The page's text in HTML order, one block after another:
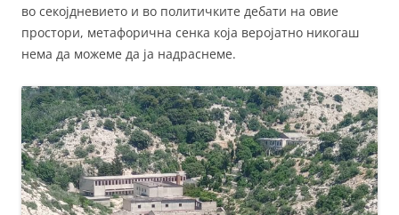
во секојдневието и во политичките дебати на овие
простори, метафорична сенка која веројатно никогаш
нема да можеме да ја надраснеме.